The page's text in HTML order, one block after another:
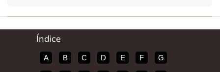
Índice
A B C D E F G